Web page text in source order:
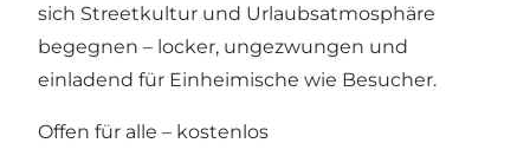
sich Streetkultur und Urlaubsatmosphäre
begegnen – locker, ungezwungen und
einladend für Einheimische wie Besucher.
Offen für alle – kostenlos